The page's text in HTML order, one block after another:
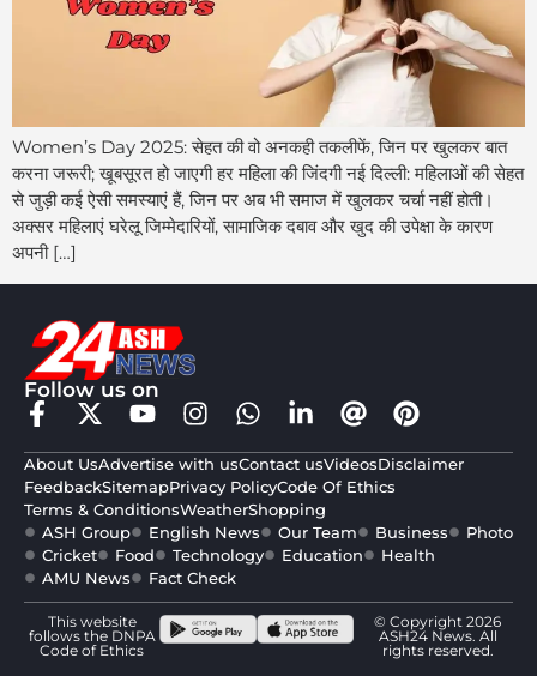
Women’s Day 2025: सेहत की वो अनकही तकलीफें, जिन पर खुलकर बात
करना जरूरी; खूबसूरत हो जाएगी हर महिला की जिंदगी नई दिल्ली: महिलाओं की सेहत
से जुड़ी कई ऐसी समस्याएं हैं, जिन पर अब भी समाज में खुलकर चर्चा नहीं होती।
अक्सर महिलाएं घरेलू जिम्मेदारियों, सामाजिक दबाव और खुद की उपेक्षा के कारण
अपनी […]
Follow us on
About UsAdvertise with usContact usVideosDisclaimer
FeedbackSitemapPrivacy PolicyCode Of Ethics
Terms & ConditionsWeatherShopping
ASH Group
English News Our Team Business
Photo
Cricket
Food Technology Education
Health
AMU News
Fact Check
This website
follows the DNPA
Code of Ethics
© Copyright 2026
ASH24 News. All
rights reserved.